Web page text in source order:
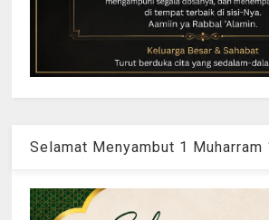
Selamat Menyambut 1 Muharram